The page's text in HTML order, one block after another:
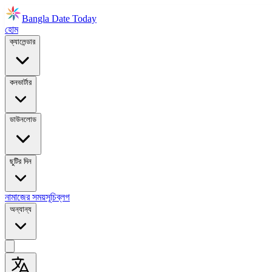
Bangla Date Today
হোম
ক্যালেন্ডার
কনভার্টার
ডাউনলোড
ছুটির দিন
নামাজের সময়সূচিব্লগ
অন্যান্য